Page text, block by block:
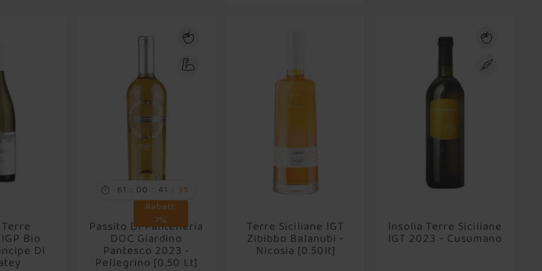
Bio
Di
 61 : 00 : 41 : 34
Passito Di Pantelleria
DOC Giardino
Pantesco 2023 -
Pellegrino [0.50 Lt]
Rabatt:
7%
Terre Siciliane IGT
Zibibbo Balanubi -
Nicosia [0.50lt]
Insolia Terre Siciliane
IGT 2023 - Cusumano